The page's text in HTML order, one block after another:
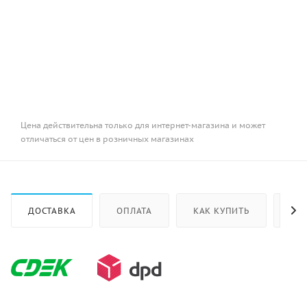
Цена действительна только для интернет-магазина и может
отличаться от цен в розничных магазинах
ДОСТАВКА ОПЛАТА КАК КУПИТЬ